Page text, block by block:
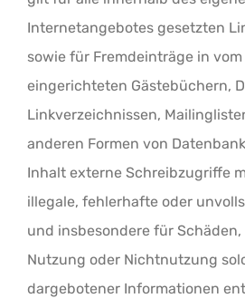
Internetangebotes gesetzten
sowie für Fremdeinträge in
eingerichteten Gästebüchern,
Linkverzeichnissen,
anderen Formen von
Inhalt externe Schreibzugriffe
illegale, fehlerhafte oder
und insbesondere für Schäden,
Nutzung oder Nichtnutzung
dargebotener Informationen